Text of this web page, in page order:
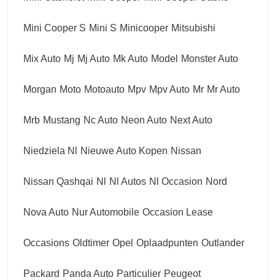
Mini Cooper S Mini S Minicooper Mitsubishi
Mix Auto Mj Mj Auto Mk Auto Model Monster Auto
Morgan Moto Motoauto Mpv Mpv Auto Mr Mr Auto
Mrb Mustang Nc Auto Neon Auto Next Auto
Niedziela Nl Nieuwe Auto Kopen Nissan
Nissan Qashqai Nl Nl Autos Nl Occasion Nord
Nova Auto Nur Automobile Occasion Lease
Occasions Oldtimer Opel Oplaadpunten Outlander
Packard Panda Auto Particulier Peugeot